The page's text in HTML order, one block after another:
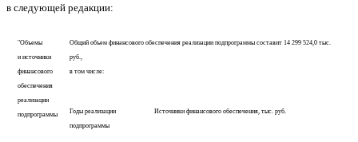
в следующей редакции:
"Объемы
и источники
финансового
обеспечения
реализации
подпрограммы
Общий объем финансового обеспечения реализации подпрограммы составит 14 299 524,0 тыс.
руб.,
в том числе:
Годы реализации
подпрограммы
Источники финансового обеспечения, тыс. руб.